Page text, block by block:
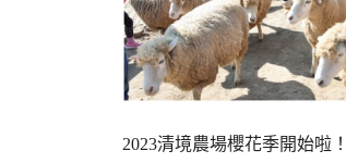
2023清境農場櫻花季開始啦